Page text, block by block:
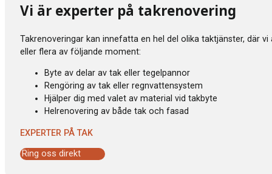
Vi är experter på takrenovering
Takrenoveringar kan innefatta en hel del olika taktjänster, där
eller flera av följande moment:
Byte av delar av tak eller tegelpannor
Rengöring av tak eller regnvattensystem
Hjälper dig med valet av material vid takbyte
Helrenovering av både tak och fasad
EXPERTER PÅ TAK
Ring oss direkt